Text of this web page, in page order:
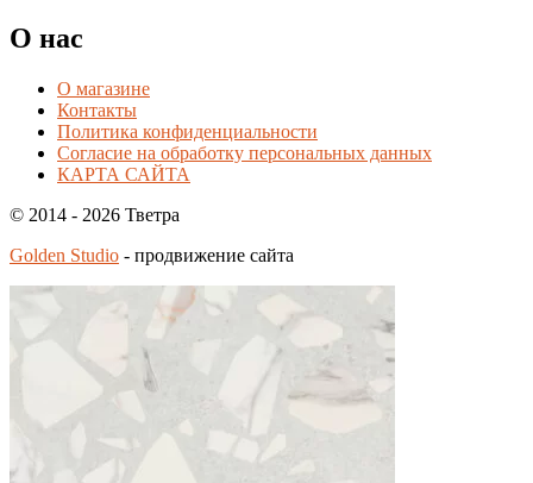
О нас
О магазине
Контакты
Политика конфиденциальности
Согласие на обработку персональных данных
КАРТА САЙТА
© 2014 - 2026 Тветра
Golden Studio - продвижение сайта